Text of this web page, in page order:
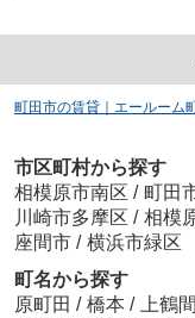
町田市の賃貸｜エールーム
市区町村から探す
相模原市南区 / 町田
川崎市多摩区 / 相模
座間市 / 横浜市緑区
町名から探す
原町田 / 橋本 / 上鶴